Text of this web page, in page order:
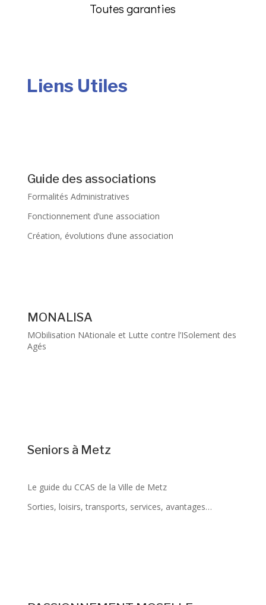
Toutes garanties
Liens Utiles
Guide des associations
Formalités Administratives
Fonctionnement d’une association
Création, évolutions d’une association
MONALISA
MObilisation NAtionale et Lutte contre l’ISolement des
Agés
Seniors à Metz
Le guide du CCAS de la Ville de Metz
Sorties, loisirs, transports, services, avantages…